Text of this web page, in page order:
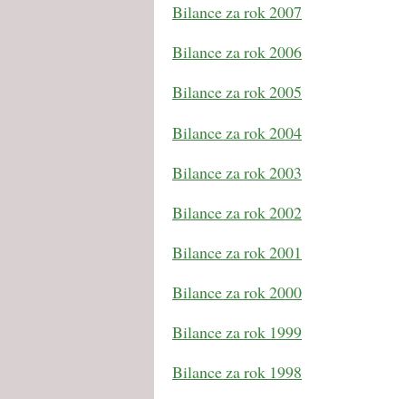
Bilance za rok 2007
Bilance za rok 2006
Bilance za rok 2005
Bilance za rok 2004
Bilance za rok 2003
Bilance za rok 2002
Bilance za rok 2001
Bilance za rok 2000
Bilance za rok 1999
Bilance za rok 1998